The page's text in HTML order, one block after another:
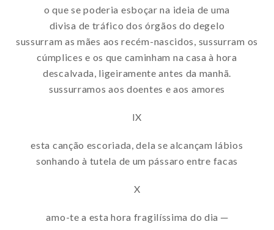
o que se poderia esboçar na ideia de uma
divisa de tráfico dos órgãos do degelo
sussurram as mães aos recém-nascidos, sussurram os
cúmplices e os que caminham na casa à hora
descalvada, ligeiramente antes da manhã.
sussurramos aos doentes e aos amores
IX
esta canção escoriada, dela se alcançam lábios
sonhando à tutela de um pássaro entre facas
X
amo-te a esta hora fragilíssima do dia ─